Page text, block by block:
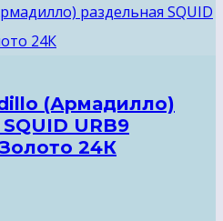
(Армадилло)
URB9
24К